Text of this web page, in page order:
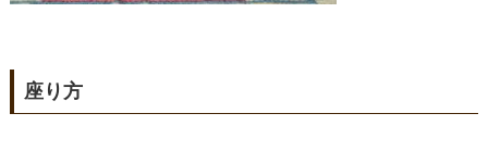
座り方